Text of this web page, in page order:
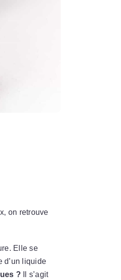
on retrouve
Elle se
d’un liquide
? Il s’agit